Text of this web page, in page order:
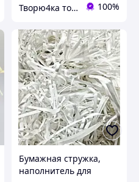
Творю4ка товары для упаковки и декора 100%
Бумажная стружка,
наполнитель для